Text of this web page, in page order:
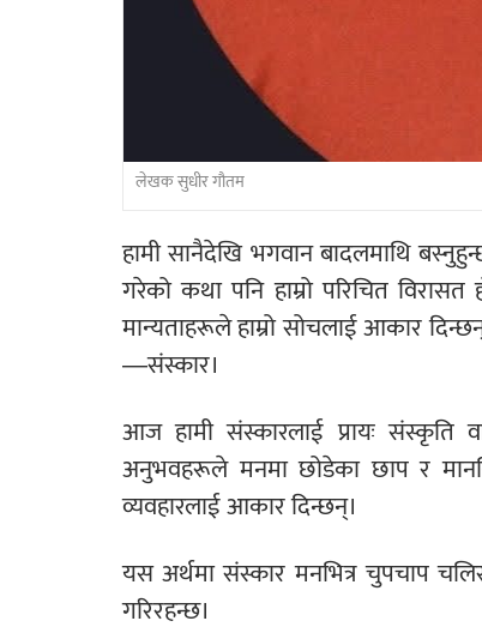
लेखक सुधीर गौतम
हामी सानैदेखि भगवान बादलमाथि
गरेको कथा पनि हाम्रो परिचित
मान्यताहरूले हाम्रो सोचलाई आकार
—संस्कार।
आज हामी संस्कारलाई प्रायः संस्कृति
अनुभवहरूले मनमा छोडेका छाप र
व्यवहारलाई आकार दिन्छन्।
यस अर्थमा संस्कार मनभित्र चुपचाप
गरिरहन्छ।